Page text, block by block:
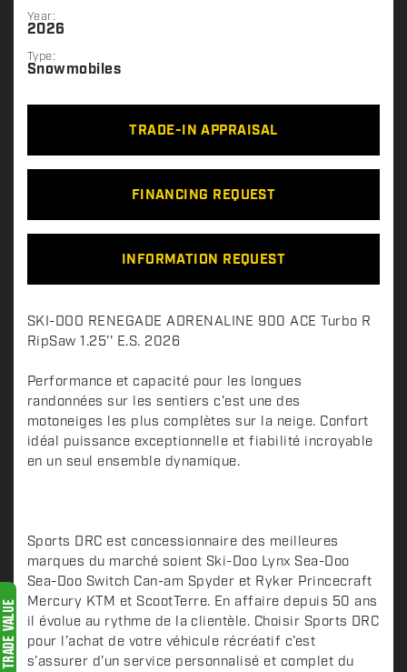
Year:
2026
Type:
Snowmobiles
TRADE-IN APPRAISAL
FINANCING REQUEST
INFORMATION REQUEST
D
e
c
r
i
p
t
n
SKI-DOO RENEGADE ADRENALINE 900 ACE Turbo R
RipSaw 1.25'' E.S. 2026
Performance et capacité pour les longues
randonnées sur les sentiers c'est une des
motoneiges les plus complètes sur la neige. Confort
idéal puissance exceptionnelle et fiabilité incroyable
en un seul ensemble dynamique.
Sports DRC est concessionnaire des meilleures
marques du marché soient Ski-Doo Lynx Sea-Doo
Sea-Doo Switch Can-am Spyder et Ryker Princecraft
Mercury KTM et ScootTerre. En affaire depuis 50 ans
il évolue au rythme de la clientèle. Choisir Sports DRC
pour l’achat de votre véhicule récréatif c’est
s’assurer d’un service personnalisé et complet du